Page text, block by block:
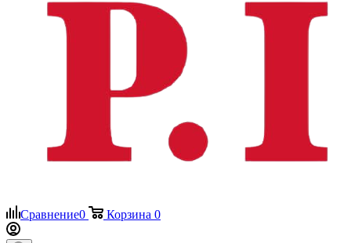
Сравнение0 Корзина 0